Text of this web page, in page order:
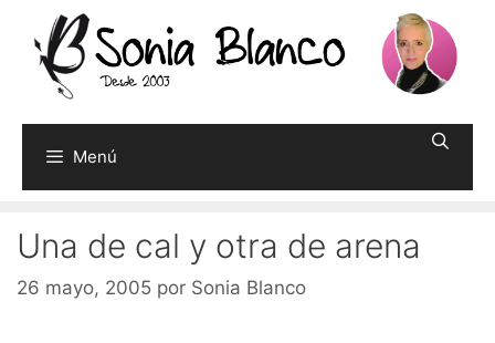
contenido
Menú
Una de cal y otra de arena
26 mayo, 2005 por Sonia Blanco